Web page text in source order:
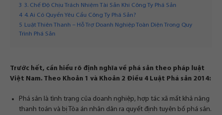
3 3. Chế Độ Chịu Trách Nhiệm Tài Sản Khi Công Ty Phá Sản
4 4. Ai Có Quyền Yêu Cầu Công Ty Phá Sản?
5 Luật Thiên Thanh – Hỗ Trợ Doanh Nghiệp Toàn Diện Trong Quy
Trình Phá Sản
Trước hết, cần hiểu rõ định nghĩa về phá sản theo pháp luật
Việt Nam. Theo Khoản 1 và Khoản 2 Điều 4 Luật Phá sản 2014:
Phá sản là tình trạng của doanh nghiệp, hợp tác xã mất khả năng
thanh toán và bị Tòa án nhân dân ra quyết định tuyên bố phá sản.